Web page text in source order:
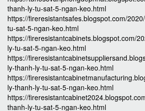
thanh-ly-tu-sat-5-ngan-keo.html
https://fireresistantsafes.blogspot.com/
tu-sat-5-ngan-keo.html
https://fireresistantcabinets.blogspot.com/
ly-tu-sat-5-ngan-keo.html
https://
ly-thanh-ly-tu-sat-5-ngan-keo.html
https://
ly-thanh-ly-tu-sat-5-ngan-keo.html
https://
thanh-ly-tu-sat-5-ngan-keo.html